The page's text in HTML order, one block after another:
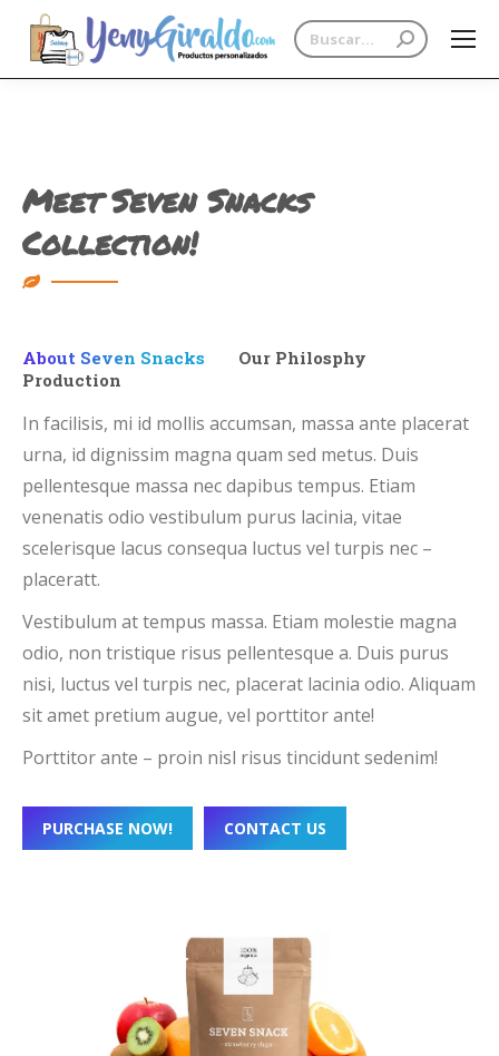
Search:
Meet Seven Snacks
Collection!
About Seven Snacks
Our Philosphy
Production
In facilisis, mi id mollis accumsan, massa ante placerat
urna, id dignissim magna quam sed metus. Duis
pellentesque massa nec dapibus tempus. Etiam
venenatis odio vestibulum purus lacinia, vitae
scelerisque lacus consequa luctus vel turpis nec –
placeratt.
Vestibulum at tempus massa. Etiam molestie magna
odio, non tristique risus pellentesque a. Duis purus
nisi, luctus vel turpis nec, placerat lacinia odio. Aliquam
sit amet pretium augue, vel porttitor ante!
Porttitor ante – proin nisl risus tincidunt sedenim!
PURCHASE NOW! CONTACT US